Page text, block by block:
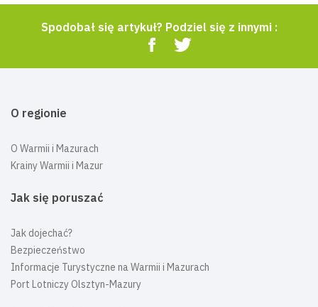
Spodobał się artykuł? Podziel się z innymi :
O regionie
O Warmii i Mazurach
Krainy Warmii i Mazur
Jak się poruszać
Jak dojechać?
Bezpieczeństwo
Informacje Turystyczne na Warmii i Mazurach
Port Lotniczy Olsztyn-Mazury